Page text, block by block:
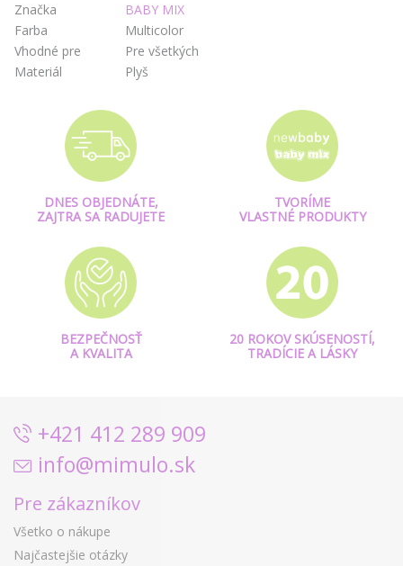
Značka
BABY MIX
Farba
Multicolor
Vhodné pre
Pre všetkých
Materiál
Plyš
DNES OBJEDNÁTE,
ZAJTRA SA RADUJETE
TVORÍME
VLASTNÉ PRODUKTY
BEZPEČNOSŤ
A KVALITA
20 ROKOV SKÚSENOSTÍ,
TRADÍCIE A LÁSKY
+421 412 289 909
info@mimulo.sk
Pre zákazníkov
Všetko o nákupe
Najčastejšie otázky